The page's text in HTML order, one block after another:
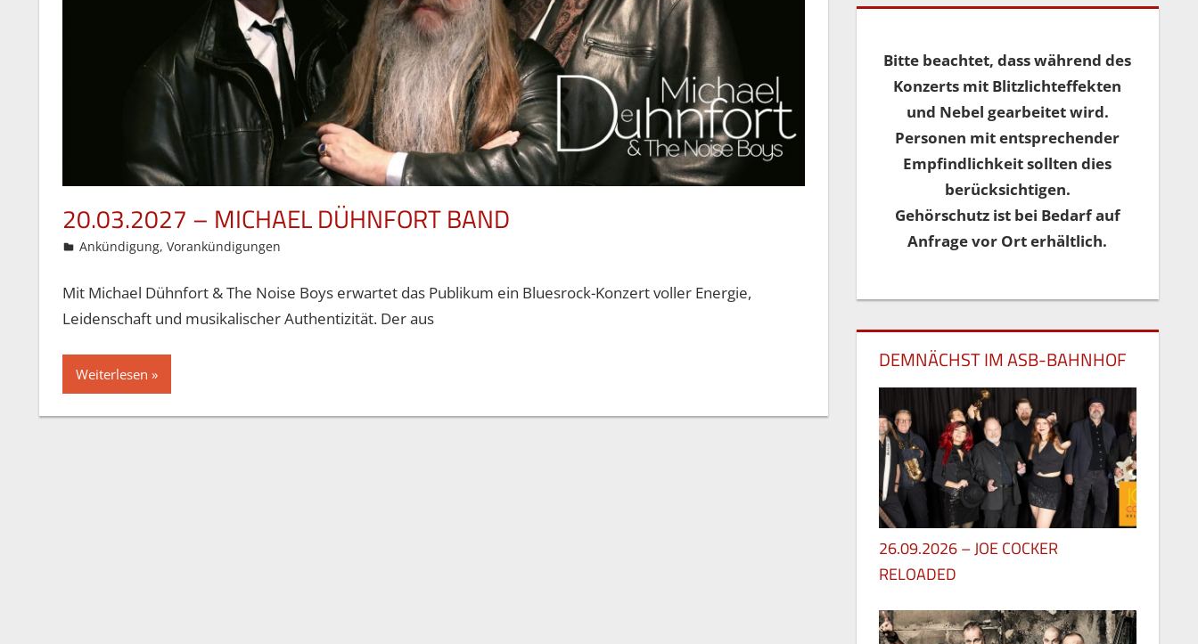
20.03.2027 – MICHAEL DÜHNFORT BAND
6. Mai 2026
Gordon Ohlendorf
Ankündigung,Vorankündigungen
Mit Michael Dühnfort & The Noise Boys erwartet das Publikum ein Bluesrock-Konzert voller Energie,
Leidenschaft und musikalischer Authentizität. Der aus
Weiterlesen
Bitte beachtet, dass während des
Konzerts mit Blitzlichteffekten
und Nebel gearbeitet wird.
Personen mit entsprechender
Empfindlichkeit sollten dies
berücksichtigen.
Gehörschutz ist bei Bedarf auf
Anfrage vor Ort erhältlich.
DEMNÄCHST IM ASB-BAHNHOF
26.09.2026 – JOE COCKER
RELOADED